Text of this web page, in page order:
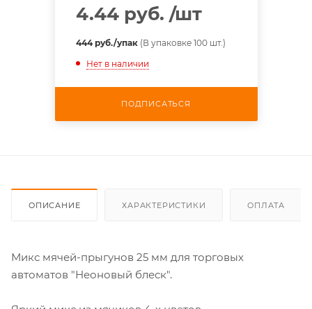
4.44 руб. /шт
444 руб./упак(В упаковке 100 шт.)
Нет в наличии
ПОДПИСАТЬСЯ
ОПИСАНИЕ ХАРАКТЕРИСТИКИ ОПЛАТА
Микс мячей-прыгунов 25 мм для торговых
автоматов "Неоновый блеск".